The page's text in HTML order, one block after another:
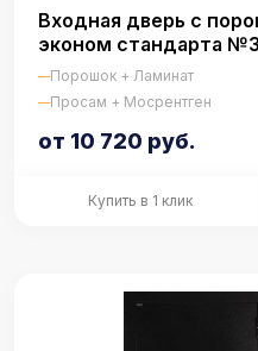
Входная дверь с
эконом стандарта №3
Порошок + Ламинат
Просам + Мосрентген
от 10 720 руб.
Купить в 1 клик